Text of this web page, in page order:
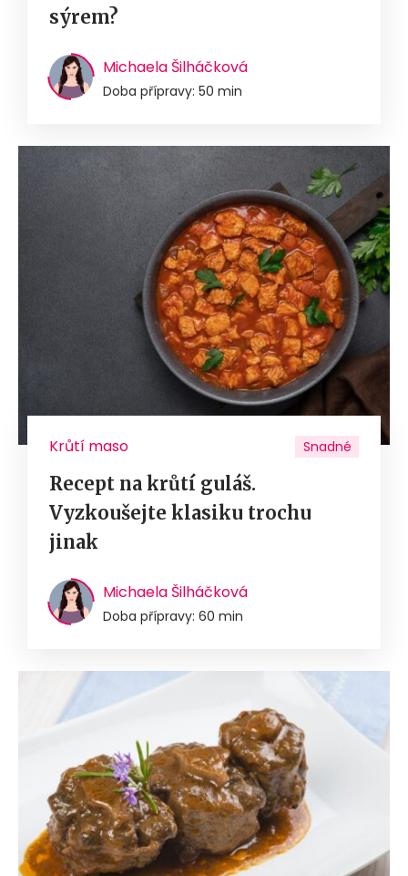
sýrem?
Michaela Šilháčková
Doba přípravy: 50 min
Krůtí maso Snadné
Recept na krůtí guláš.
Vyzkoušejte klasiku trochu
jinak
Michaela Šilháčková
Doba přípravy: 60 min